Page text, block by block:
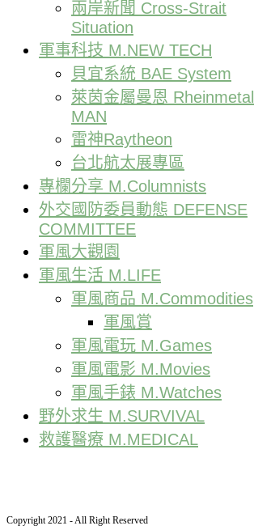
兩岸新聞 Cross-Strait
Situation
軍事科技 M.NEW TECH
貝宜系統 BAE System
萊茵金屬曼恩 Rheinmetall
MAN
雷神Raytheon
台北航太展專區
專欄分享 M.Columnists
外交國防委員動態 DEFENSE
COMMITTEE
軍風大觀園
軍風生活 M.LIFE
軍風商品 M.Commodities
軍風賞
軍風電玩 M.Games
軍風電影 M.Movies
軍風手錶 M.Watches
野外求生 M.SURVIVAL
救護醫療 M.MEDICAL
Copyright 2021 - All Right Reserved